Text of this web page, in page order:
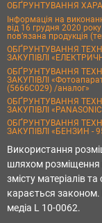
ОБҐРУНТУВАННЯ
Інформація на
від 16 грудня 2020
пов’язана продукція
ОБҐРУНТУВАННЯ
ЗАКУПІВЛІ
ОБҐРУНТУВАННЯ
ЗАКУПІВЛІ
(5666C029) /аналог»
ОБҐРУНТУВАННЯ
ЗАКУПІВЛІ
ОБҐРУНТУВАННЯ
ЗАКУПІВЛІ «БЕНЗИН -
Використання
шляхом розміщення
змісту матеріалів
карається законом.
медіа L 10-0062.